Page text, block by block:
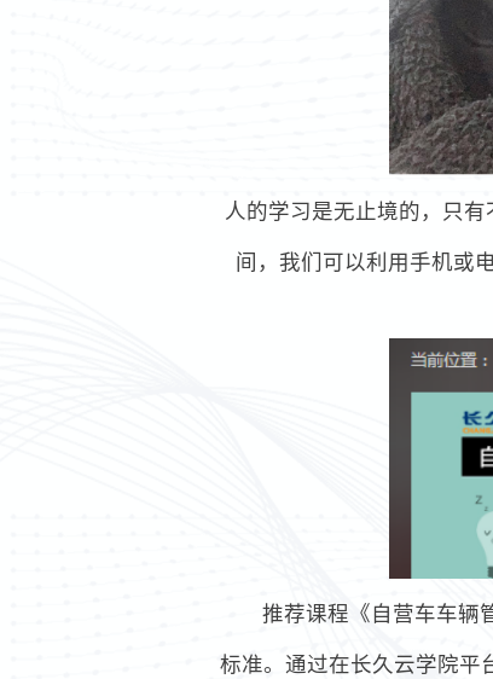
人的学习是无止境的，只
间，我们可以利用手机或
推荐课程《自营车车
标准。通过在长久云学院平